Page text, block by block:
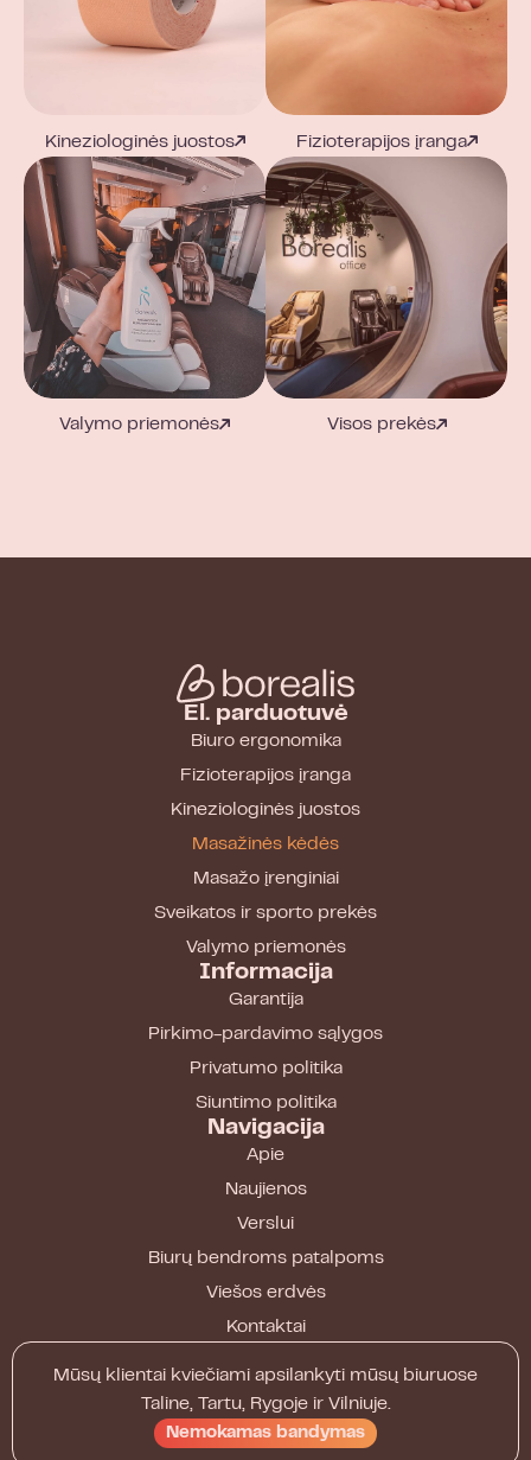
Kineziologinės juostos Fizioterapijos įranga
Valymo priemonės Visos prekės
El. parduotuvė
Biuro ergonomika
Fizioterapijos įranga
Kineziologinės juostos
Masažinės kėdės
Masažo įrenginiai
Sveikatos ir sporto prekės
Valymo priemonės
Informacija
Garantija
Pirkimo-pardavimo sąlygos
Privatumo politika
Siuntimo politika
Navigacija
Apie
Naujienos
Verslui
Biurų bendroms patalpoms
Viešos erdvės
Kontaktai
Mūsų klientai kviečiami apsilankyti mūsų biuruose
Taline, Tartu, Rygoje ir Vilniuje.
Nemokamas bandymas